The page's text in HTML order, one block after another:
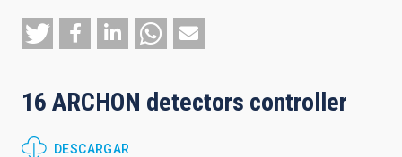
ayuda
a
navegación
16 ARCHON detectors controller
DESCARGAR